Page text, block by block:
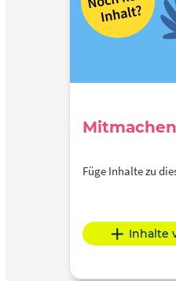
Füge Inhalte zu
Inhalte